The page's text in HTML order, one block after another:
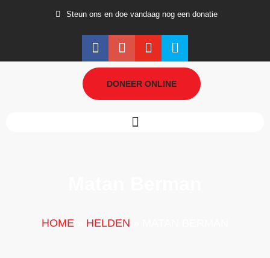
Steun ons en doe vandaag nog een donatie
DONEER ONLINE
HOME HELDEN